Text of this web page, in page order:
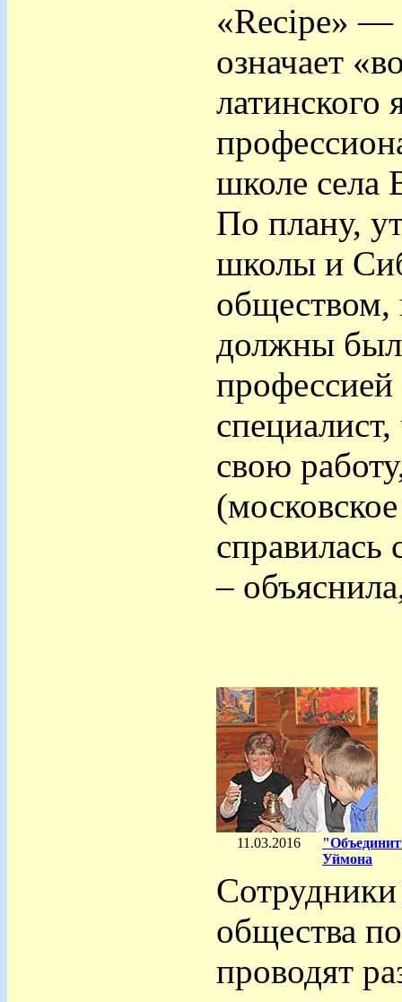
«Recipe» —
означает
латинского
школе села
По плану,
школы и
обществом,
должны
свою
справилась
–
11.03.2016
Уймона
общества
проводят